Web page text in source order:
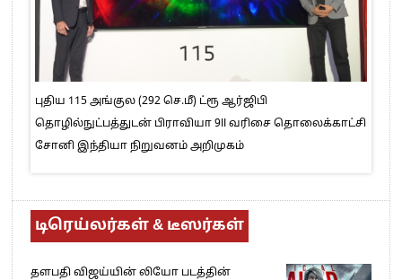
புதிய 115 அங்குல (292 செ.மீ) ட்ரூ ஆர்ஜிபி
தொழில்நுட்பத்துடன் பிராவியா 9II வரிசை தொலைக்காட்சி
சோனி இந்தியா நிறுவனம் அறிமுகம்
டிரெய்லர்கள் & டீஸர்கள்
தளபதி விஜய்யின் லியோ படத்தின்